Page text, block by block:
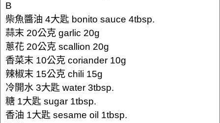
B
柴魚醬油 4大匙 bonito sauce 4tbsp.
蒜末 20公克 garlic 20g
蔥花 20公克 scallion 20g
香菜末 10公克 coriander 10g
辣椒末 15公克 chili 15g
冷開水 3大匙 water 3tbsp.
糖 1大匙 sugar 1tbsp.
香油 1大匙 sesame oil 1tbsp.